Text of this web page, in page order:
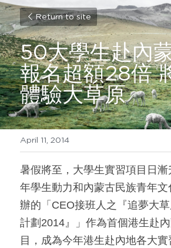
Return to site
50大學生赴內
報名超額28倍
體驗大草原
April 11, 2014
暑假將至，大學生實習項目日
年學生動力和內蒙古民族青年
辦的「CEO接班人之『追夢大
計劃2014』」作為首個港生赴
目，成為今年港生赴內地各大